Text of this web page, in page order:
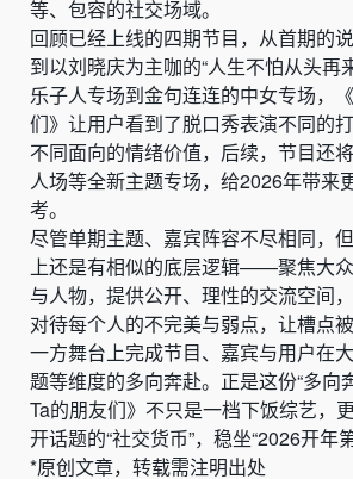
等、包容的社交场域。
回顾已经上线的四期节目，从首期的
到以刘晓庆为主咖的“人生不怕从头再
乐子人专场到金句连连的中女专场，
们》让用户看到了脱口秀表演不同的
不同面向的情绪价值，后续，节目还
人场等全新主题专场，给2026年带来
考。
尽管单期主题、嘉宾阵容不尽相同，
上还是有相似的底层逻辑——聚焦大
与人物，提供公开、理性的交流空间
对待每个人的不完美与弱点，让槽点
一方舞台上完成节目、嘉宾与用户在
题等维度的多向奔赴。正是这份“多向
Ta的朋友们》不只是一档下饭综艺，
开话题的“社交货币”，稳坐“2026开年
*原创文章，转载需注明出处